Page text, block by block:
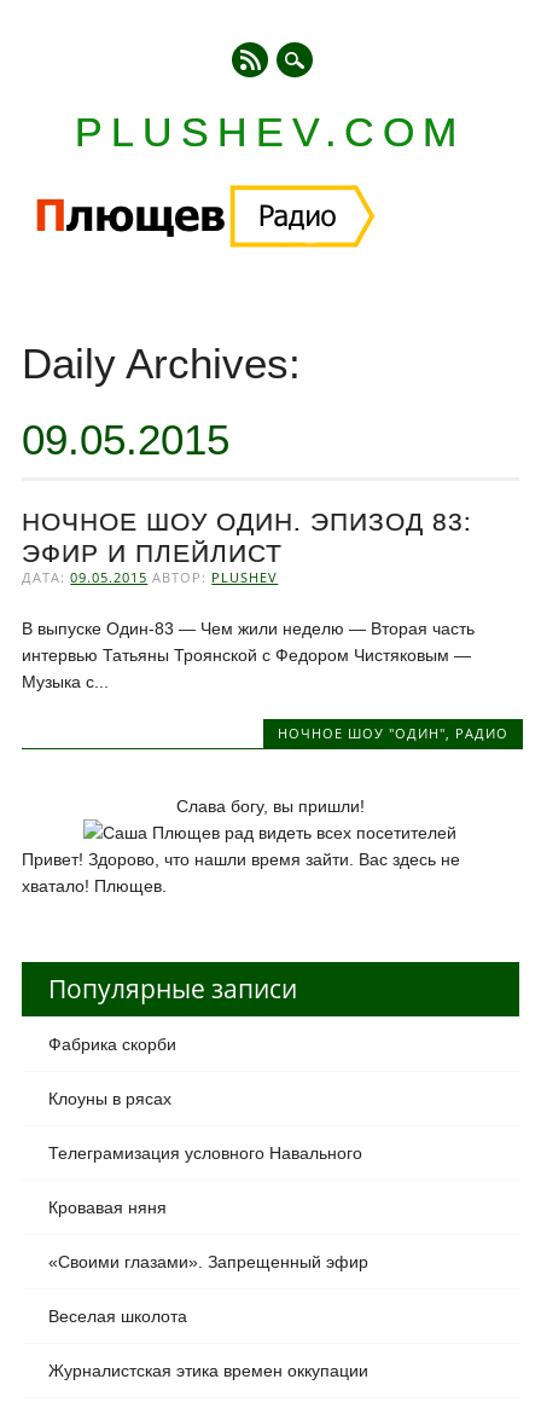
PLUSHEV.COM
content
Daily Archives:
09.05.2015
НОЧНОЕ ШОУ ОДИН. ЭПИЗОД 83:
ЭФИР И ПЛЕЙЛИСТ
ДАТА:09.05.2015 АВТОР: PLUSHEV
В выпуске Один-83 — Чем жили неделю — Вторая часть
интервью Татьяны Троянской с Федором Чистяковым —
Музыка с...
НОЧНОЕ ШОУ "ОДИН", РАДИО
Слава богу, вы пришли!
Привет! Здорово, что нашли время зайти. Вас здесь не
хватало! Плющев.
Популярные записи
Фабрика скорби
Клоуны в рясах
Телеграмизация условного Навального
Кровавая няня
«Своими глазами». Запрещенный эфир
Веселая школота
Журналистская этика времен оккупации